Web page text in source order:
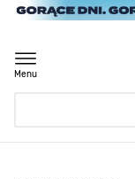
Przejdź do treści
Menu